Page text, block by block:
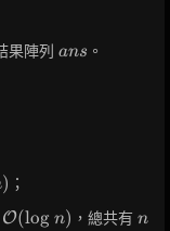
果陣列 ans
ans 。
) ；
\mathcal{O}
O(log n) ，總共有 n
n